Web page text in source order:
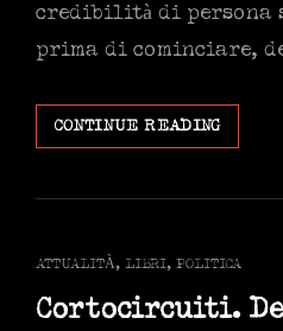
credibilità di persona
prima di cominciare,
CONTINUE READINGREGOLE
E
IL
CAT
LINKS
ATTUALITÀ, LIBRI, POLITICA
Cortocircuiti.